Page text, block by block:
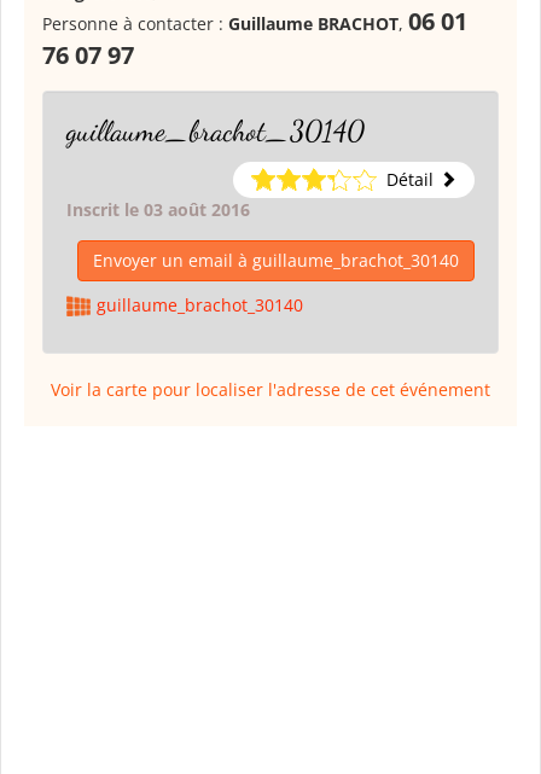
Personne à contacter : Guillaume BRACHOT, 06 01
76 07 97
guillaume_brachot_30140
Détail
Inscrit le 03 août 2016
Envoyer un email à guillaume_brachot_30140
guillaume_brachot_30140
Voir la carte pour localiser l'adresse de cet événement